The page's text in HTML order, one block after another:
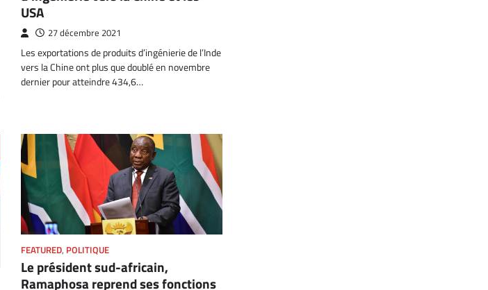
USA
27 décembre 2021
Les exportations de produits d’ingénierie de l’Inde
vers la Chine ont plus que doublé en novembre
dernier pour atteindre 434,6…
FEATURED, POLITIQUE
Le président sud-africain,
Ramaphosa reprend ses fonctions